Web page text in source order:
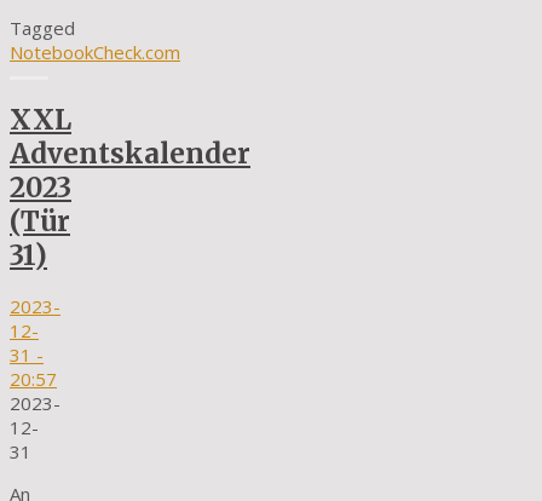
Tagged
NotebookCheck.com
XXL
Adventskalender
2023
(Tür
31)
2023-
12-
31 -
20:57
2023-
12-
31
An